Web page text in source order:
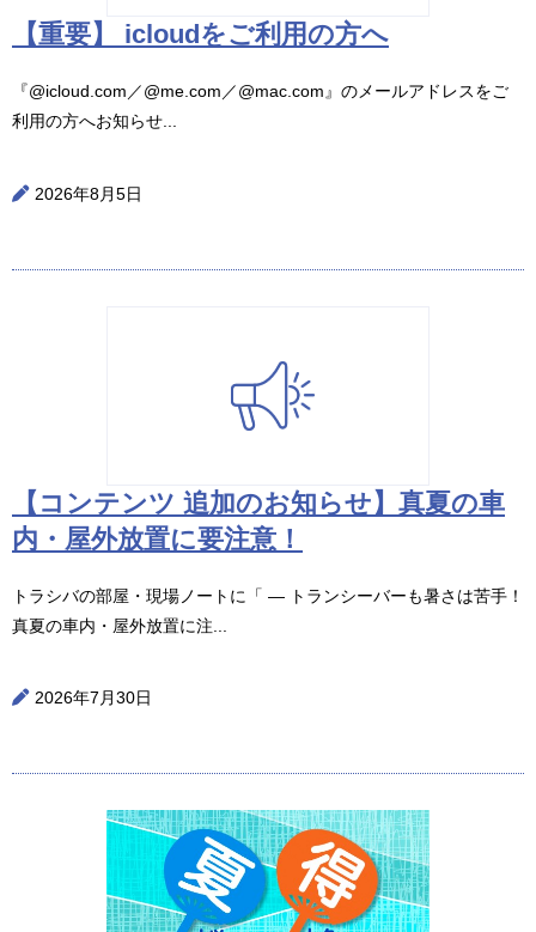
【重要】 icloudをご利用の方へ
『@icloud.com／@me.com／@mac.com』のメールアドレスをご
利用の方へお知らせ...
2026年8月5日
【コンテンツ 追加のお知らせ】真夏の車
内・屋外放置に要注意！
トラシバの部屋・現場ノートに「 ― トランシーバーも暑さは苦手！
真夏の車内・屋外放置に注...
2026年7月30日